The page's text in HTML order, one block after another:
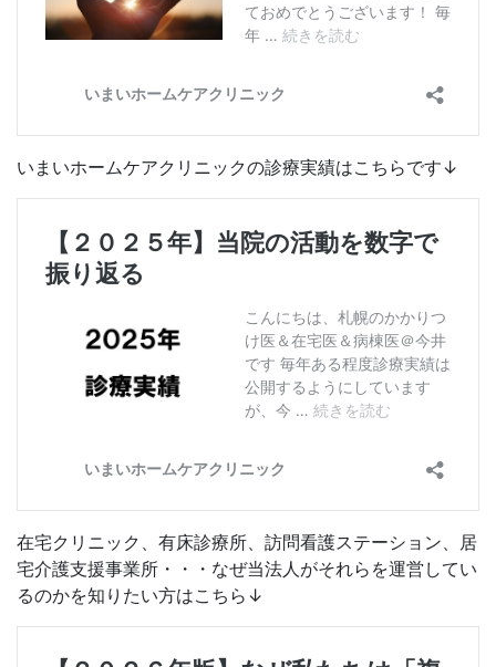
いまいホームケアクリニックの診療実績はこちらです↓
在宅クリニック、有床診療所、訪問看護ステーション、居
宅介護支援事業所・・・なぜ当法人がそれらを運営してい
るのかを知りたい方はこちら↓